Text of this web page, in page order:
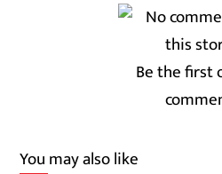
Be the first
You may also like